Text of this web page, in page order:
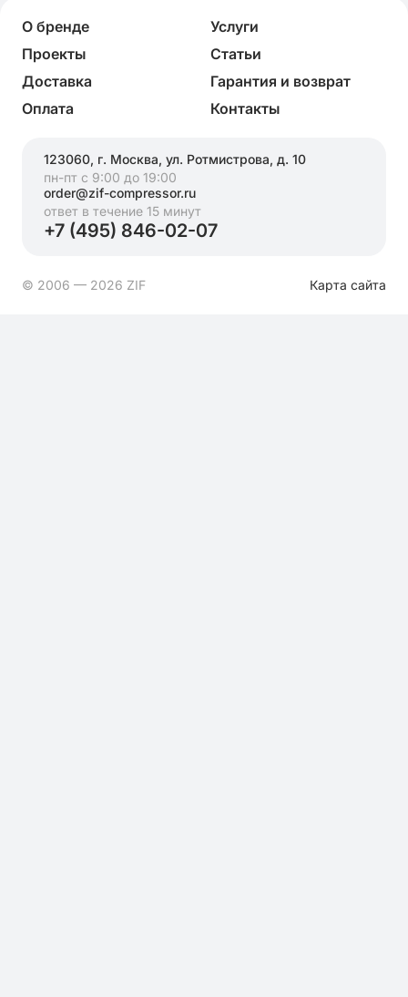
О бренде
Услуги
Проекты
Статьи
Доставка
Гарантия и возврат
Оплата
Контакты
123060, г. Москва, ул. Ротмистрова, д. 10
пн-пт с 9:00 до 19:00
order@zif-compressor.ru
ответ в течение 15 минут
+7 (495) 846-02-07
© 2006 — 2026 ZIF Карта сайта